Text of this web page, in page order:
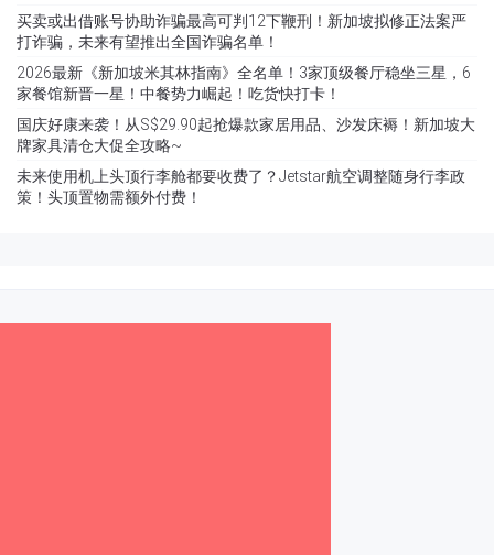
买卖或出借账号协助诈骗最高可判12下鞭刑！新加坡拟修正法案严
打诈骗，未来有望推出全国诈骗名单！
2026最新《新加坡米其林指南》全名单！3家顶级餐厅稳坐三星，6
家餐馆新晋一星！中餐势力崛起！吃货快打卡！
国庆好康来袭！从S$29.90起抢爆款家居用品、沙发床褥！新加坡大
牌家具清仓大促全攻略~
未来使用机上头顶行李舱都要收费了？Jetstar航空调整随身行李政
策！头顶置物需额外付费！